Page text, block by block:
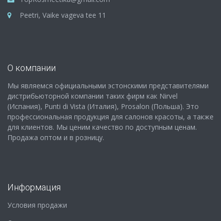
Peetri, Vaike vageva tee 11
О компании
Мы являемся официальными эстонскими представителями
дистрибьюторной компании таких фирм как Nirvel
(Испания), Punti di Vista (Италия), Prosalon (Польша). Это
профессиональная продукция для салонов красоты, а также
для клиентов. Мы ценим качество по доступным ценам.
Продажа оптом и в розницу.
Информация
Условия продажи